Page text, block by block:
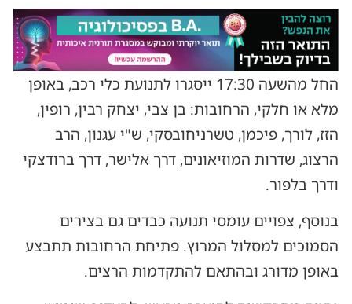
החל מהשעה 17:30 ייסגרו לתנועת כלי רכב, באופן
מלא או חלקי, הרחובות: בן צבי, יצחק רבין, רופין,
הזז, לורך, פיכמן, טשרניחובסקי, ש"י עגנון, הרב
הרצוג, שדרות המוזיאונים, דרך אלישר, דרך ברודצקי
ודרך בלפור.
בנוסף, צפויים עומסי תנועה כבדים גם בצירים
הסמוכים למסלול המרוץ. פתיחת הרחובות תתבצע
באופן מדורג ובהתאם להתקדמות הרצים.